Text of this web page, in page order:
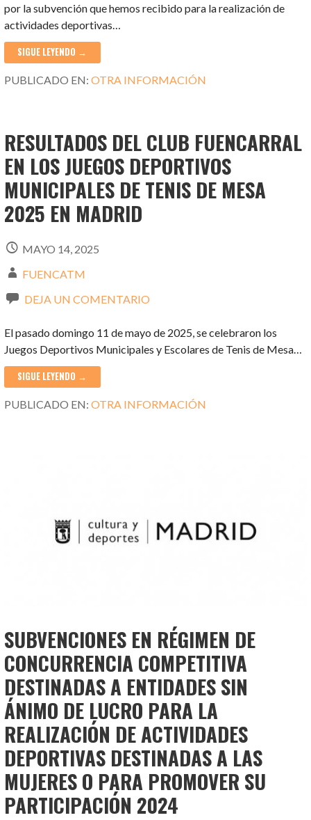
por la subvención que hemos recibido para la realización de
actividades deportivas…
SIGUE LEYENDO →
PUBLICADO EN:OTRA INFORMACIÓN
RESULTADOS DEL CLUB FUENCARRAL
EN LOS JUEGOS DEPORTIVOS
MUNICIPALES DE TENIS DE MESA
2025 EN MADRID
MAYO 14, 2025
FUENCATM
DEJA UN COMENTARIO
El pasado domingo 11 de mayo de 2025, se celebraron los
Juegos Deportivos Municipales y Escolares de Tenis de Mesa…
SIGUE LEYENDO →
PUBLICADO EN:OTRA INFORMACIÓN
SUBVENCIONES EN RÉGIMEN DE
CONCURRENCIA COMPETITIVA
DESTINADAS A ENTIDADES SIN
ÁNIMO DE LUCRO PARA LA
REALIZACIÓN DE ACTIVIDADES
DEPORTIVAS DESTINADAS A LAS
MUJERES O PARA PROMOVER SU
PARTICIPACIÓN 2024